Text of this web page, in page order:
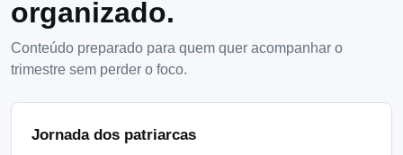
organizado.
Conteúdo preparado para quem quer acompanhar o
trimestre sem perder o foco.
Jornada dos patriarcas